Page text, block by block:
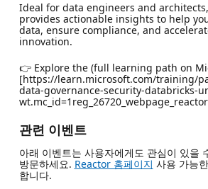
Ideal for data engineers and
provides actionable insights to help
data, ensure compliance, and
innovation.
👉 Explore the (full learning path on
[https://learn.microsoft.com/training/
data-governance-security-databricks-
관련 이벤트
아래 이벤트는 사용자에게도 관심이 있을
방문하세요. Reactor 홈페이지 사용 가능
합니다.